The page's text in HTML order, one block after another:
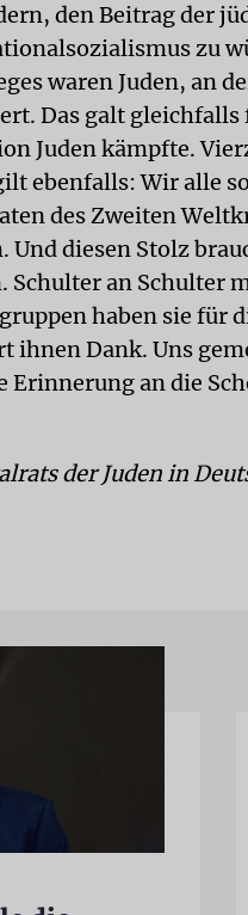
den Beitrag der
zu
waren Juden, an
Das galt gleichfalls
Juden kämpfte.
ebenfalls: Wir alle
des Zweiten
Und diesen Stolz
Schulter an Schulter
haben sie für
ihnen Dank. Uns
Erinnerung an die
der Juden in